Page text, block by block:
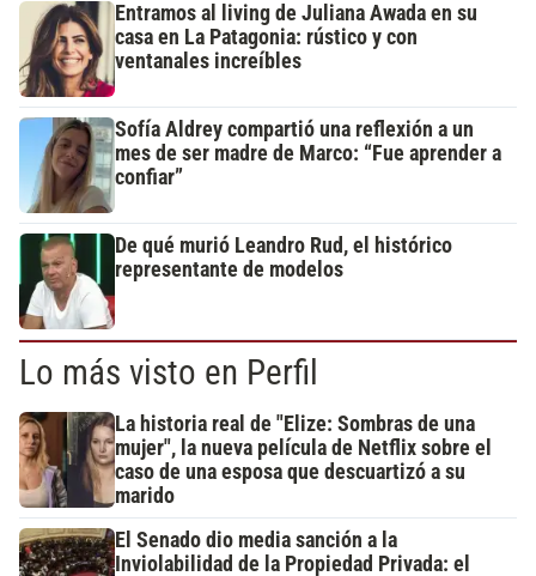
Entramos al living de Juliana Awada en su
casa en La Patagonia: rústico y con
ventanales increíbles
Sofía Aldrey compartió una reflexión a un
mes de ser madre de Marco: “Fue aprender a
confiar”
De qué murió Leandro Rud, el histórico
representante de modelos
Lo más visto en Perfil
La historia real de "Elize: Sombras de una
mujer", la nueva película de Netflix sobre el
caso de una esposa que descuartizó a su
marido
El Senado dio media sanción a la
Inviolabilidad de la Propiedad Privada: el